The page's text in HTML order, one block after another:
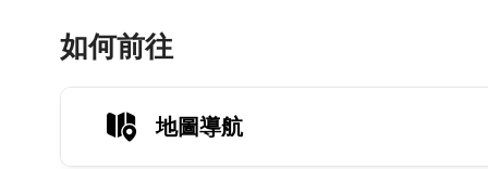
如何前往
地圖導航